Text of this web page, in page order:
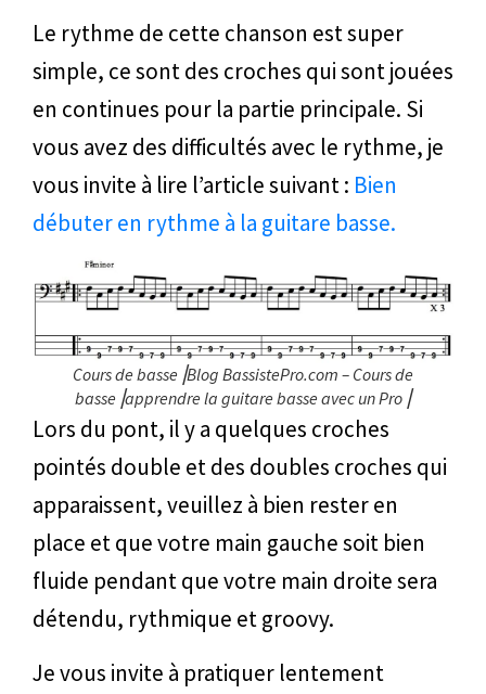
Le rythme de cette chanson est super
simple, ce sont des croches qui sont jouées
en continues pour la partie principale. Si
vous avez des difficultés avec le rythme, je
vous invite à lire l’article suivant : Bien
débuter en rythme à la guitare basse.
Cours de basse⎥Blog BassistePro.com – Cours de
basse⎥apprendre la guitare basse avec un Pro⎥
Lors du pont, il y a quelques croches
pointés double et des doubles croches qui
apparaissent, veuillez à bien rester en
place et que votre main gauche soit bien
fluide pendant que votre main droite sera
détendu, rythmique et groovy.
Je vous invite à pratiquer lentement